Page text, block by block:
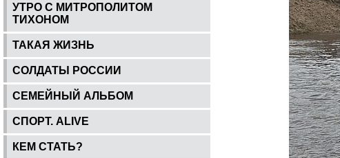
УТРО С МИТРОПОЛИТОМ
ТИХОНОМ
ТАКАЯ ЖИЗНЬ
СОЛДАТЫ РОССИИ
СЕМЕЙНЫЙ АЛЬБОМ
СПОРТ. ALIVE
КЕМ СТАТЬ?